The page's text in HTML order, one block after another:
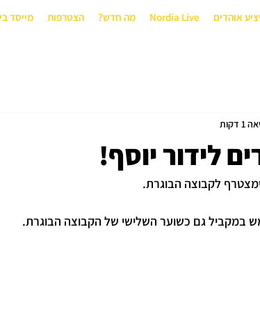
יציע אוהדים Nordia Live מה חדש? הצטרפות מייסד
לידור יוסף!
דקות
לקבוצה הבוגרת.
במקביל גם כשוער השלישי של הקבוצה הבוגרת.